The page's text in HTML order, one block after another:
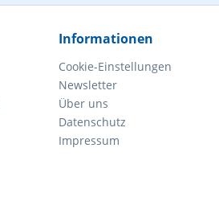
Informationen
Cookie-Einstellungen
Newsletter
Über uns
Datenschutz
Impressum